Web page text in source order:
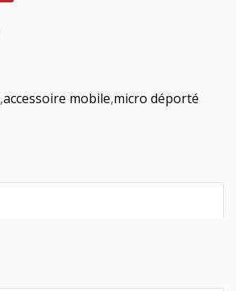
,accessoire mobile,micro déporté